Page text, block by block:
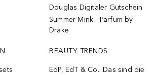
Douglas Digitaler Gutschein
Summer Mink - Parfum by
Drake
BEAUTY TRENDS
EdP, EdT & Co.: Das sind die